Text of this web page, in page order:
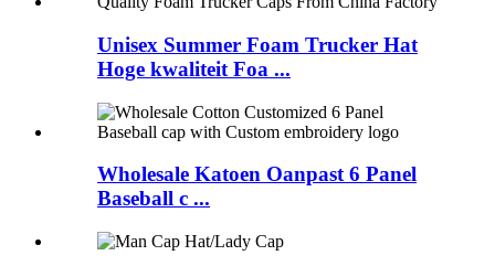
Unisex Summer Foam Trucker Hat
Hoge kwaliteit Foa ...
Wholesale Katoen Oanpast 6 Panel
Baseball c ...